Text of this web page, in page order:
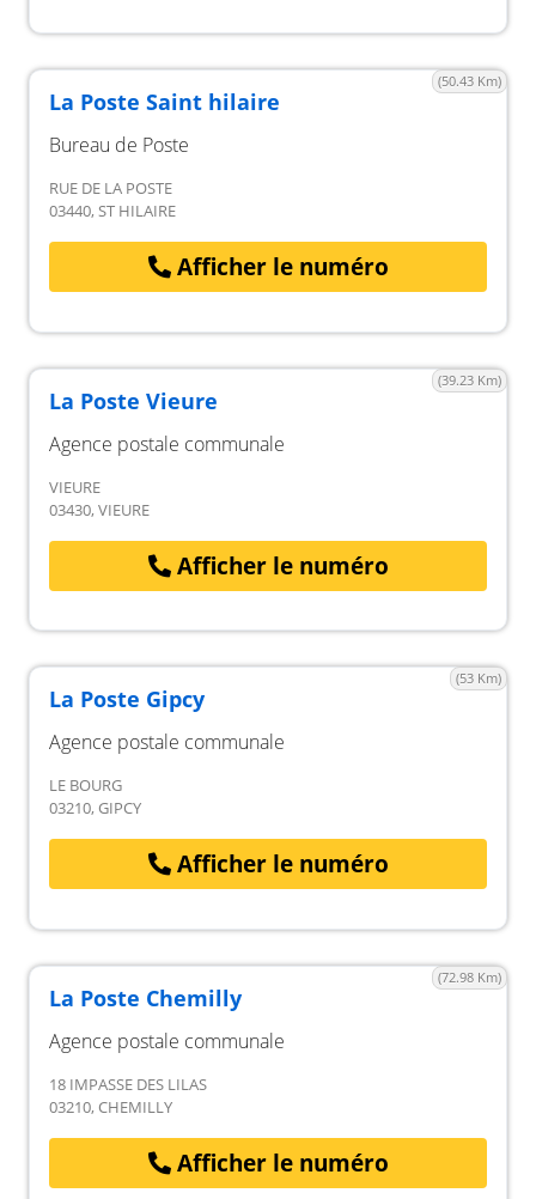
(50.43 Km)
La Poste Saint hilaire
Bureau de Poste
RUE DE LA POSTE
03440, ST HILAIRE
Afficher le numéro
(39.23 Km)
La Poste Vieure
Agence postale communale
VIEURE
03430, VIEURE
Afficher le numéro
(53 Km)
La Poste Gipcy
Agence postale communale
LE BOURG
03210, GIPCY
Afficher le numéro
(72.98 Km)
La Poste Chemilly
Agence postale communale
18 IMPASSE DES LILAS
03210, CHEMILLY
Afficher le numéro